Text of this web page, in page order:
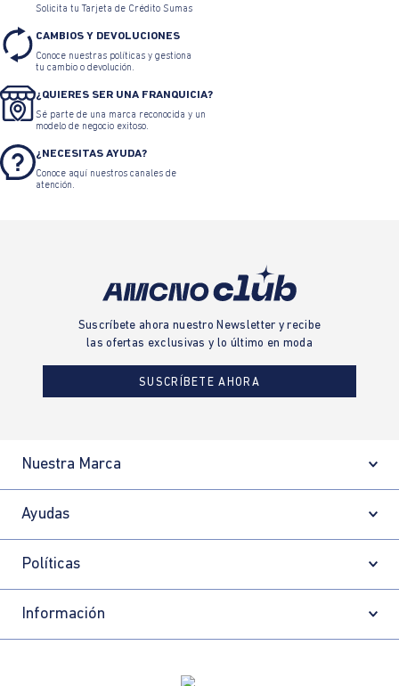
Solicita tu Tarjeta de Crédito Sumas
CAMBIOS Y DEVOLUCIONES
Conoce nuestras políticas y gestiona
tu cambio o devolución.
¿QUIERES SER UNA FRANQUICIA?
Sé parte de una marca reconocida y un
modelo de negocio exitoso.
¿NECESITAS AYUDA?
Conoce aquí nuestros canales de
atención.
Suscríbete ahora nuestro Newsletter y recibe
las ofertas exclusivas y lo último en moda
SUSCRÍBETE AHORA
Nuestra Marca
Ayudas
Políticas
Información